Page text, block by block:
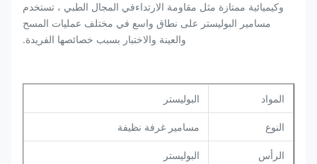
وكيميائية ممتازة مثل مقاومة الارتداءفي المجال الطبي ، تستخدم
مسامير البوليستر على نطاق واسع في مختلف عمليات المسح
والعينة والاختبار بسبب خصائصها الفريدة.
المواد البوليستر
النوع مسامير غرفة نظيفة
الرأس البوليستر